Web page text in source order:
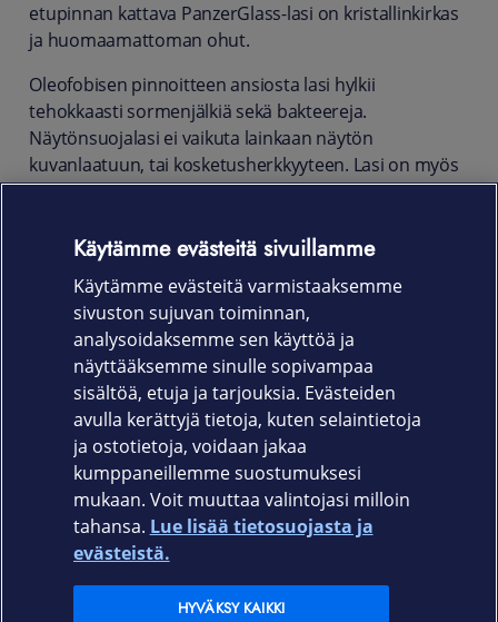
etupinnan kattava PanzerGlass-lasi on kristallinkirkas
ja huomaamattoman ohut.
Oleofobisen pinnoitteen ansiosta lasi hylkii
tehokkaasti sormenjälkiä sekä bakteereja.
Näytönsuojalasi ei vaikuta lainkaan näytön
kuvanlaatuun, tai kosketusherkkyyteen. Lasi on myös
suunniteltu yhteensopivaksi puhelimen suojakuorien
Pakkaus sisältää näytönsuojalasin, mikrokuituliinan,
kosteusliinan ja pölynpoistotarran.
Tuotenumero
Elisa.fi
Käytämme evästeitä sivuillamme
Käytämme evästeitä varmistaaksemme
sivuston sujuvan toiminnan,
analysoidaksemme sen käyttöä ja
näyttääksemme sinulle sopivampaa
sisältöä, etuja ja tarjouksia. Evästeiden
avulla kerättyjä tietoja, kuten selaintietoja
ja ostotietoja, voidaan jakaa
kumppaneillemme suostumuksesi
mukaan. Voit muuttaa valintojasi milloin
tahansa. Lue lisää tietosuojasta ja
evästeistä.
HYVÄKSY KAIKKI